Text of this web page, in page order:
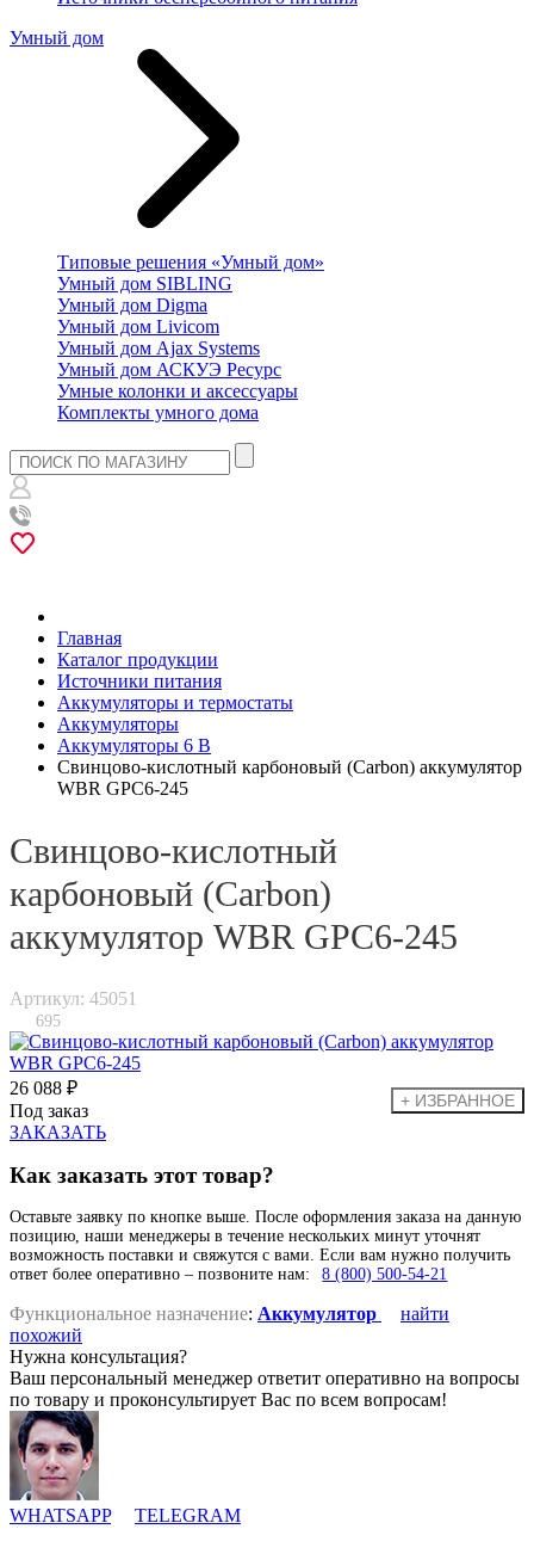
Умный дом
Типовые решения «Умный дом»
Умный дом SIBLING
Умный дом Digma
Умный дом Livicom
Умный дом Ajax Systems
Умный дом АСКУЭ Ресурс
Умные колонки и аксессуары
Комплекты умного дома
Главная
Каталог продукции
Источники питания
Аккумуляторы и термостаты
Аккумуляторы
Аккумуляторы 6 В
Свинцово-кислотный карбоновый (Carbon) аккумулятор
WBR GPC6-245
Свинцово-кислотный
карбоновый (Carbon)
аккумулятор WBR GPC6-245
Артикул: 45051
695
26 088 ₽
Под заказ
ЗАКАЗАТЬ
Как заказать этот товар?
Оставьте заявку по кнопке выше. После оформления заказа на данную
позицию, наши менеджеры в течение нескольких минут уточнят
возможность поставки и свяжутся с вами. Если вам нужно получить
ответ более оперативно – позвоните нам:
8 (800) 500-54-21
Функциональное назначение: Аккумулятор
найти
похожий
Нужна консультация?
Ваш персональный менеджер ответит оперативно на вопросы
по товару и проконсультирует Вас по всем вопросам!
WHATSAPP TELEGRAM